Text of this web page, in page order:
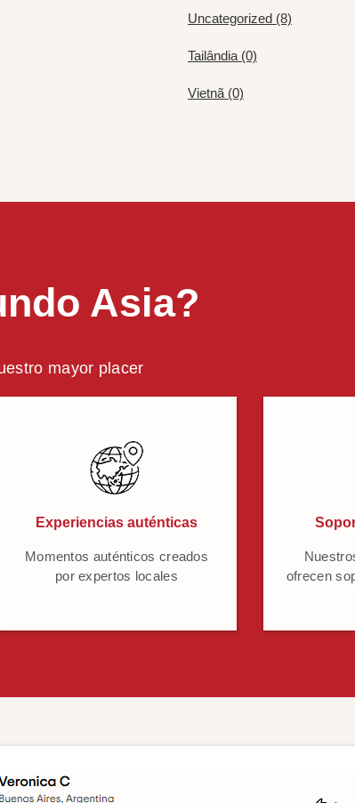
Uncategorized (8)
Tailândia (0)
Vietnã (0)
Asia?
mayor placer
Experiencias auténticas
Momentos auténticos creados
por expertos locales
ofrecen